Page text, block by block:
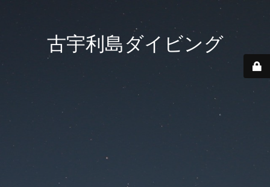
古宇利島ダイビング